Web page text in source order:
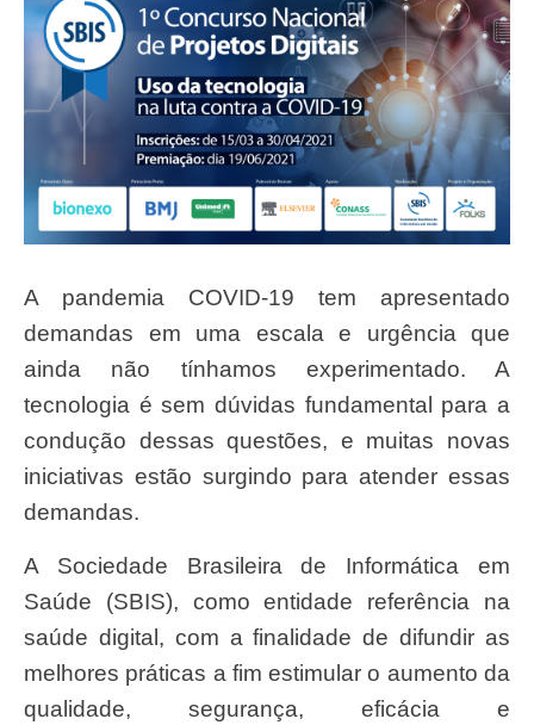
A pandemia COVID-19 tem apresentado
demandas em uma escala e urgência que
ainda não tínhamos experimentado. A
tecnologia é sem dúvidas fundamental para a
condução dessas questões, e muitas novas
iniciativas estão surgindo para atender essas
demandas.
A Sociedade Brasileira de Informática em
Saúde (SBIS), como entidade referência na
saúde digital, com a finalidade de difundir as
melhores práticas a fim estimular o aumento da
qualidade, segurança, eficácia e